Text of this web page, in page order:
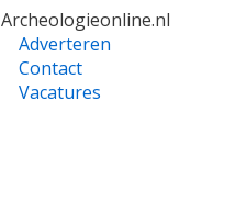
Archeologieonline.nl
Adverteren
Contact
Vacatures